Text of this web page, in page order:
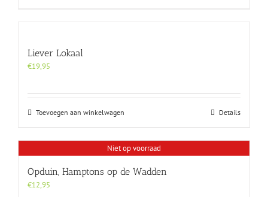
Liever Lokaal
€19,95
Toevoegen aan winkelwagen Details
Niet op voorraad
Opduin, Hamptons op de Wadden
€12,95